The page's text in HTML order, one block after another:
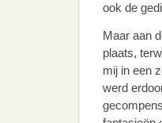
ook de
Maar aan
plaats,
mij in een
werd